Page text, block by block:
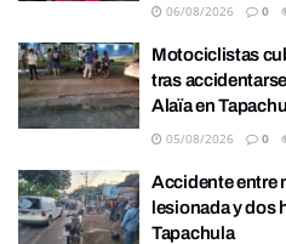
06/08/2026 0
Motociclistas
tras
Alaïa en
05/08/2026 0
Accidente entre
lesionada y dos
Tapachula